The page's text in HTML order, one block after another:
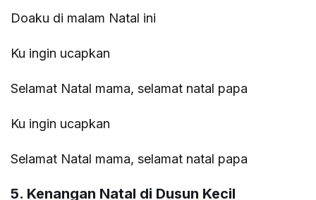
Doaku di malam Natal ini
Ku ingin ucapkan
Selamat Natal mama, selamat natal papa
Ku ingin ucapkan
Selamat Natal mama, selamat natal papa
5. Kenangan Natal di Dusun Kecil